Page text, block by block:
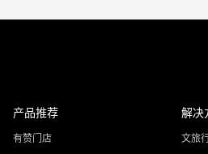
产品推荐
有赞门店
解决
文旅